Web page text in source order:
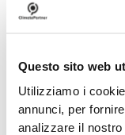
Questo sito web
Utilizziamo i
annunci, per
analizzare il
La nostra